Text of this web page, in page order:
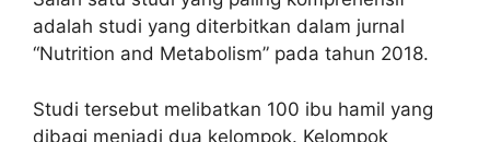
adalah studi yang diterbitkan dalam jurnal
“Nutrition and Metabolism” pada tahun 2018.
Studi tersebut melibatkan 100 ibu hamil yang
dibagi menjadi dua kelompok. Kelompok